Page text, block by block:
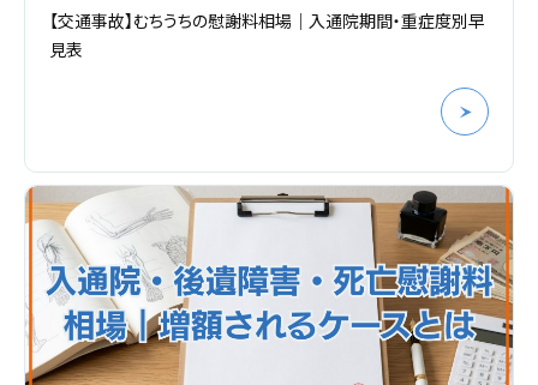
【交通事故】むちうちの慰謝料相場｜入通院期間・重症度別早
見表